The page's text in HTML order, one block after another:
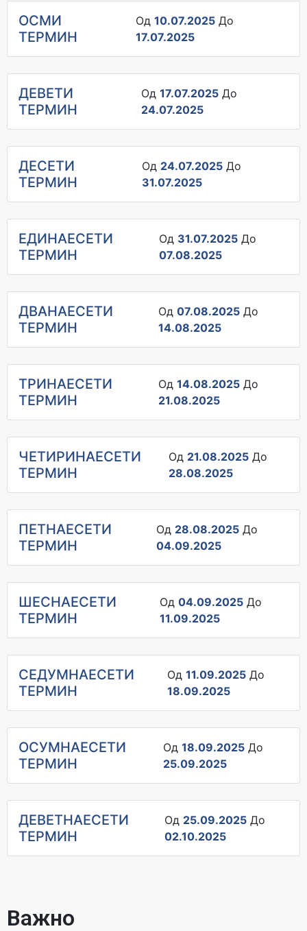
ОСМИ
ТЕРМИН
Од 10.07.2025До
17.07.2025
ДЕВЕТИ
ТЕРМИН
Од17.07.2025 До
24.07.2025
ДЕСЕТИ
ТЕРМИН
Од 24.07.2025До
31.07.2025
ЕДИНАЕСЕТИ
ТЕРМИН
Од 31.07.2025 До
07.08.2025
ДВАНАЕСЕТИ
ТЕРМИН
Од 07.08.2025До
14.08.2025
ТРИНАЕСЕТИ
ТЕРМИН
Од 14.08.2025До
21.08.2025
ЧЕТИРИНАЕСЕТИ
ТЕРМИН
Од 21.08.2025До
28.08.2025
ПЕТНАЕСЕТИ
ТЕРМИН
Од 28.08.2025До
04.09.2025
ШЕСНАЕСЕТИ
ТЕРМИН
Од 04.09.2025До
11.09.2025
СЕДУМНАЕСЕТИ
ТЕРМИН
Од 11.09.2025До
18.09.2025
ОСУМНАЕСЕТИ
ТЕРМИН
Од 18.09.2025До
25.09.2025
ДЕВЕТНАЕСЕТИ
ТЕРМИН
Од 25.09.2025До
02.10.2025
Важно